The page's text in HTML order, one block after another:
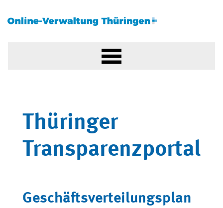
Thüringer
Transparenzportal
Geschäftsverteilungsplan